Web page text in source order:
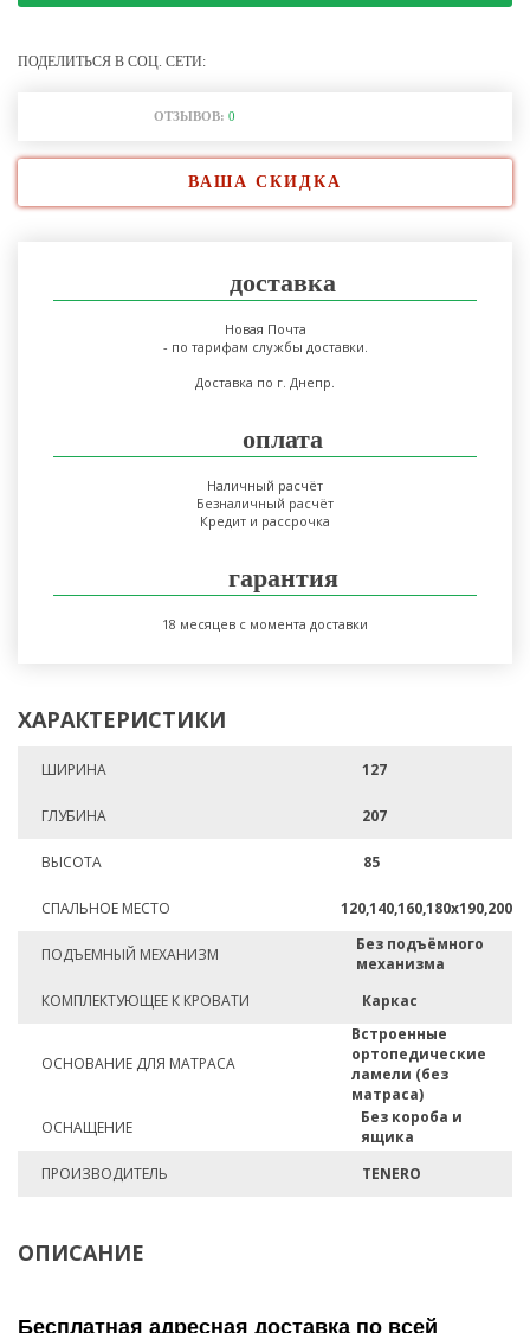
ПОДЕЛИТЬСЯ В СОЦ. СЕТИ:
ОТЗЫВОВ: 0
ВАША СКИДКА
доставка
Новая Почта
- по тарифам службы доставки.
Доставка по г. Днепр.
оплата
Наличный расчёт
Безналичный расчёт
Кредит и рассрочка
гарантия
18 месяцев с момента доставки
ХАРАКТЕРИСТИКИ
ШИРИНА 127
ГЛУБИНА 207
ВЫСОТА 85
СПАЛЬНОЕ МЕСТО 120,140,160,180х190,200
ПОДЪЕМНЫЙ МЕХАНИЗМ
Без подъёмного
механизма
КОМПЛЕКТУЮЩЕЕ К КРОВАТИ
Каркас
ОСНОВАНИЕ ДЛЯ МАТРАСА
Встроенные
ортопедические
ламели (без
матраса)
ОСНАЩЕНИЕ
Без короба и
ящика
ПРОИЗВОДИТЕЛЬ
TENERO
ОПИСАНИЕ
Бесплатная адресная доставка по всей